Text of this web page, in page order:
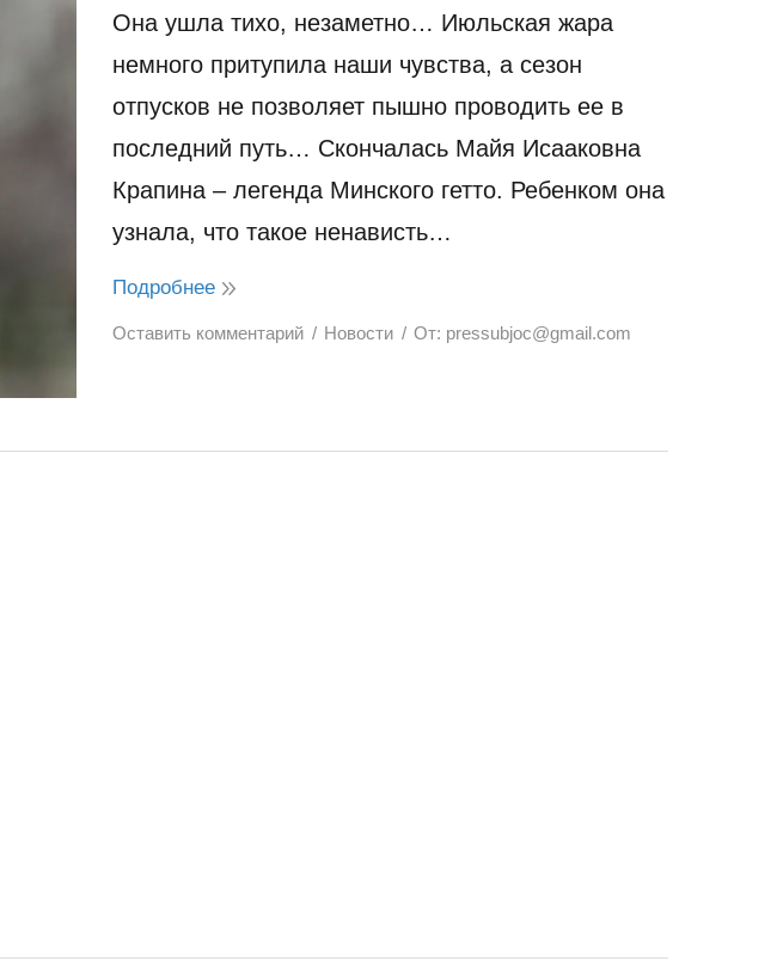
Она ушла тихо, незаметно… Июльская жара
немного притупила наши чувства, а сезон
отпусков не позволяет пышно проводить ее в
последний путь… Скончалась Майя Исааковна
Крапина – легенда Минского гетто. Ребенком она
узнала, что такое ненависть…
Подробнее
Оставить комментарий Новости От: pressubjoc@gmail.com